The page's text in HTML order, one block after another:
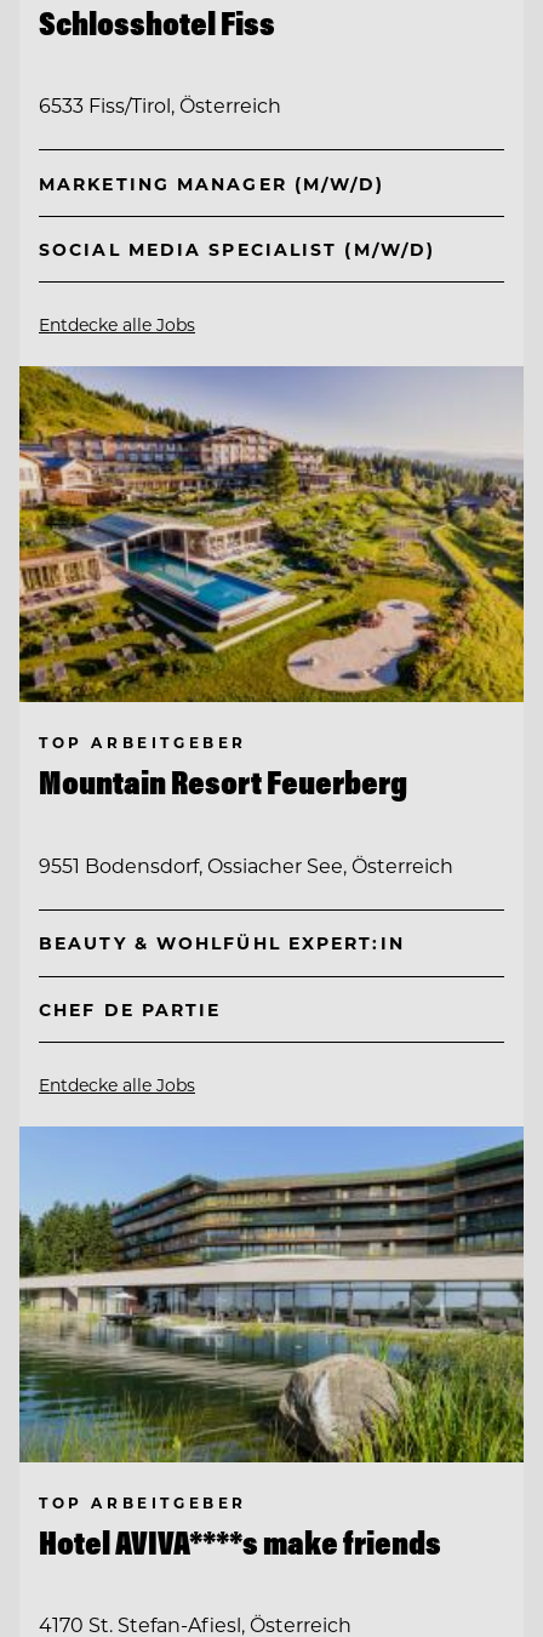
Schlosshotel Fiss
6533 Fiss/Tirol, Österreich
MARKETING MANAGER (M/W/D)
SOCIAL MEDIA SPECIALIST (M/W/D)
Entdecke alle Jobs
TOP ARBEITGEBER
Mountain Resort Feuerberg
9551 Bodensdorf, Ossiacher See, Österreich
BEAUTY & WOHLFÜHL EXPERT:IN
CHEF DE PARTIE
Entdecke alle Jobs
TOP ARBEITGEBER
Hotel AVIVA****s make friends
4170 St. Stefan-Afiesl, Österreich